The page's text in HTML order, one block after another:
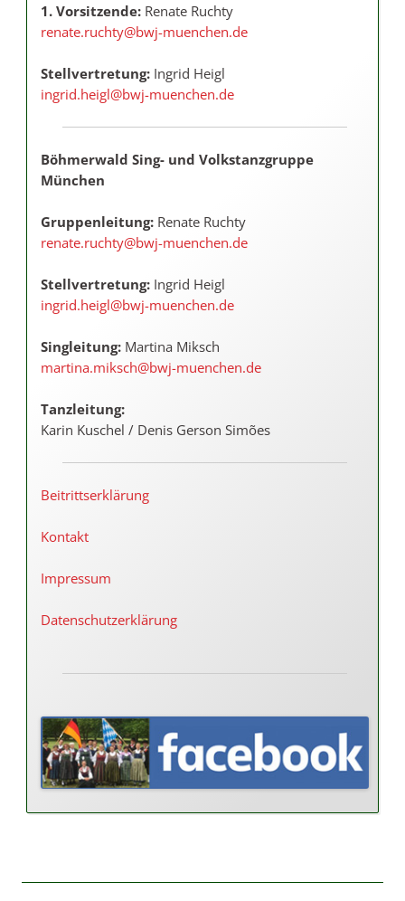
1. Vorsitzende: Renate Ruchty
renate.ruchty@bwj-muenchen.de
Stellvertretung: Ingrid Heigl
ingrid.heigl@bwj-muenchen.de
Böhmerwald Sing- und Volkstanzgruppe
München
Gruppenleitung: Renate Ruchty
renate.ruchty@bwj-muenchen.de
Stellvertretung: Ingrid Heigl
ingrid.heigl@bwj-muenchen.de
Singleitung: Martina Miksch
martina.miksch@bwj-muenchen.de
Tanzleitung:
Karin Kuschel / Denis Gerson Simões
Beitrittserklärung
Kontakt
Impressum
Datenschutzerklärung